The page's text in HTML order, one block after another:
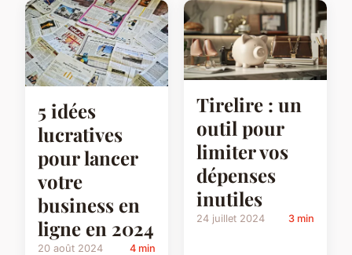
5 idées
lucratives
pour lancer
votre
business en
ligne en 2024
20 août 2024 4 min
Tirelire : un
outil pour
limiter vos
dépenses
inutiles
24 juillet 2024 3 min